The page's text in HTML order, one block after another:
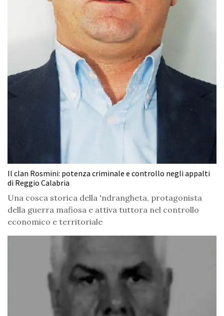
Il clan Rosmini: potenza criminale e controllo negli appalti
di Reggio Calabria
Una cosca storica della 'ndrangheta, protagonista
della guerra mafiosa e attiva tuttora nel controllo
economico e territoriale